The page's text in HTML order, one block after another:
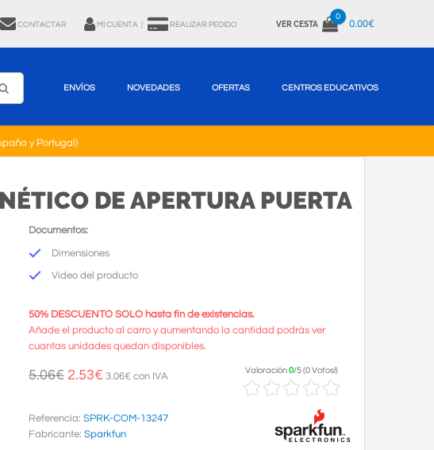
CONTACTAR MI CUENTA REALIZAR PEDIDO VER CESTA
0
0.00€
ENVÍOS NOVEDADES OFERTAS CENTROS EDUCATIVOS
y Portugal)
DE APERTURA PUERTA
Documentos:
Dimensiones
Video del producto
50% DESCUENTO SOLO hasta fin de existencias.
Añade el producto al carro y aumentando la cantidad podrás ver
cuantas unidades quedan disponibles.
5.06€ 2.53€ 3.06€ con IVA
Valoración0/5(0 Votos!)
Referencia: SPRK-COM-13247
Fabricante: Sparkfun